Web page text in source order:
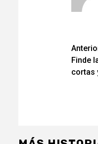
de
Finde
cortas